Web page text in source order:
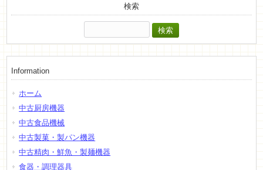
検索
索:
Information
ホーム
中古厨房機器
中古食品機械
中古製菓・製パン機器
中古精肉・鮮魚・製麺機器
食器・調理器具